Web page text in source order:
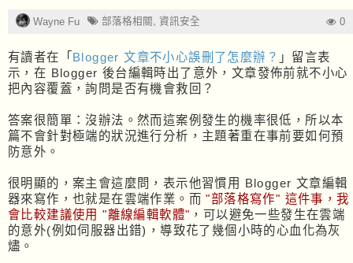
Wayne Fu 部落格相關 , 資訊安全 0
有讀者在「 Blogger 文章不小心誤刪了怎麼辦？ 」留言表
示，在 Blogger 後台編輯時出了意外，文章發佈前就不小心
把內容覆蓋，詢問是否有機會救回？
答案很簡單：沒辦法。然而這案例發生的機率很低，所以本
篇不會針對極端的狀況進行分析，主題著重在事前要如何預
防意外。
很明顯的，案主會這麼問，表示他習慣用 Blogger 文章編輯
器來寫作，也就是在雲端作業。而"部落格寫作" 這件事，我
會比較建議使用 "離線編輯軟體" ，可以避免一些發生在雲端
的意外(例如伺服器出錯)，導致花了幾個小時的心血化為灰
燼。